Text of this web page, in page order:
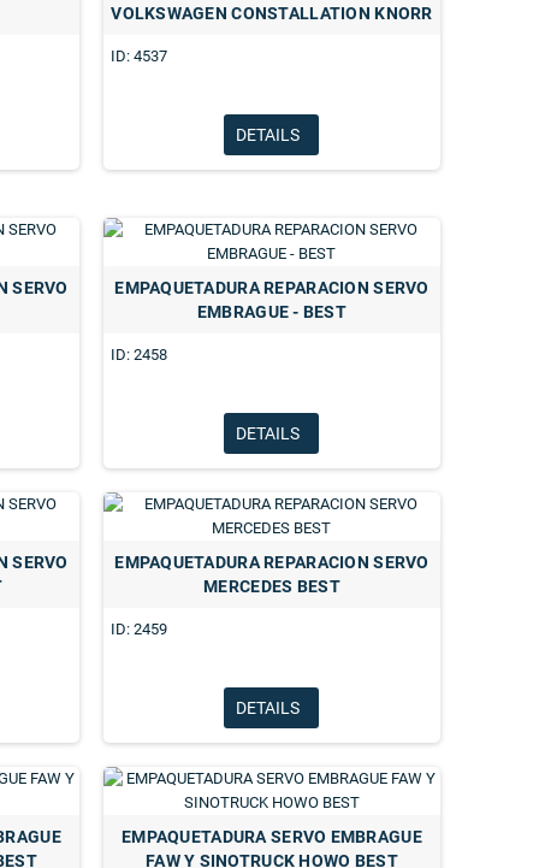
CAMARA TIPO 30 BEST DIAFRAGMA PREMIUN TIPO 30 BEST
VOLKSWAGEN CONSTALLATION KNORR
ID: 4537
DETAILS
SERVO
EMPAQUETADURA REPARACION SERVO
EMBRAGUE - BEST
ID: 2458
DETAILS
SERVO
EMPAQUETADURA REPARACION SERVO
MERCEDES BEST
ID: 2459
DETAILS
EMPAQUETADURA SERVO EMBRAGUE
FAW Y SINOTRUCK HOWO BEST